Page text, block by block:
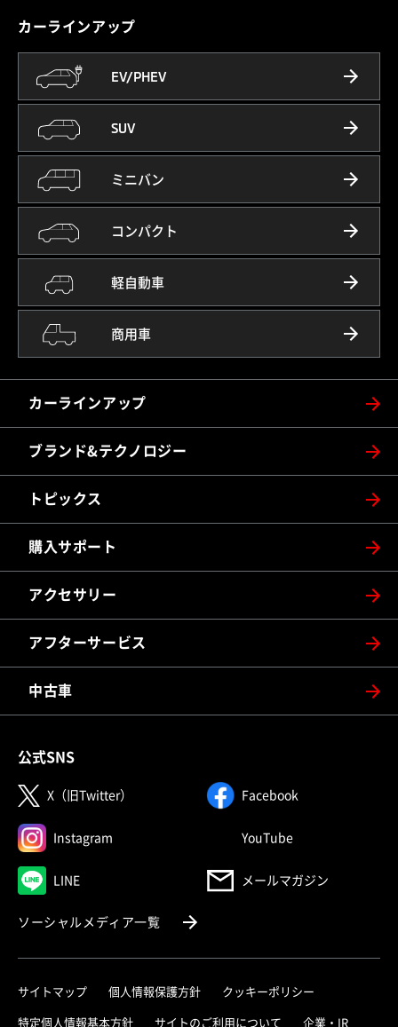
カーラインアップ
EV/PHEV
SUV
ミニバン
コンパクト
軽自動車
商用車
カーラインアップ
ブランド&テクノロジー
トピックス
購入サポート
アクセサリー
アフターサービス
中古車
公式SNS
X（旧Twitter） （別ウィンドウで開く）Facebook（別ウィンドウ
Instagram （別ウィンドウで開く）YouTube（別ウィンドウで
LINE（別ウィンドウで開く） メールマガジン
ソーシャルメディア一覧（別ウィンドウで開く）
サイトマップ 個人情報保護方針 クッキーポリシー
特定個人情報基本方針 サイトのご利用について 企業・IR（別ウィ